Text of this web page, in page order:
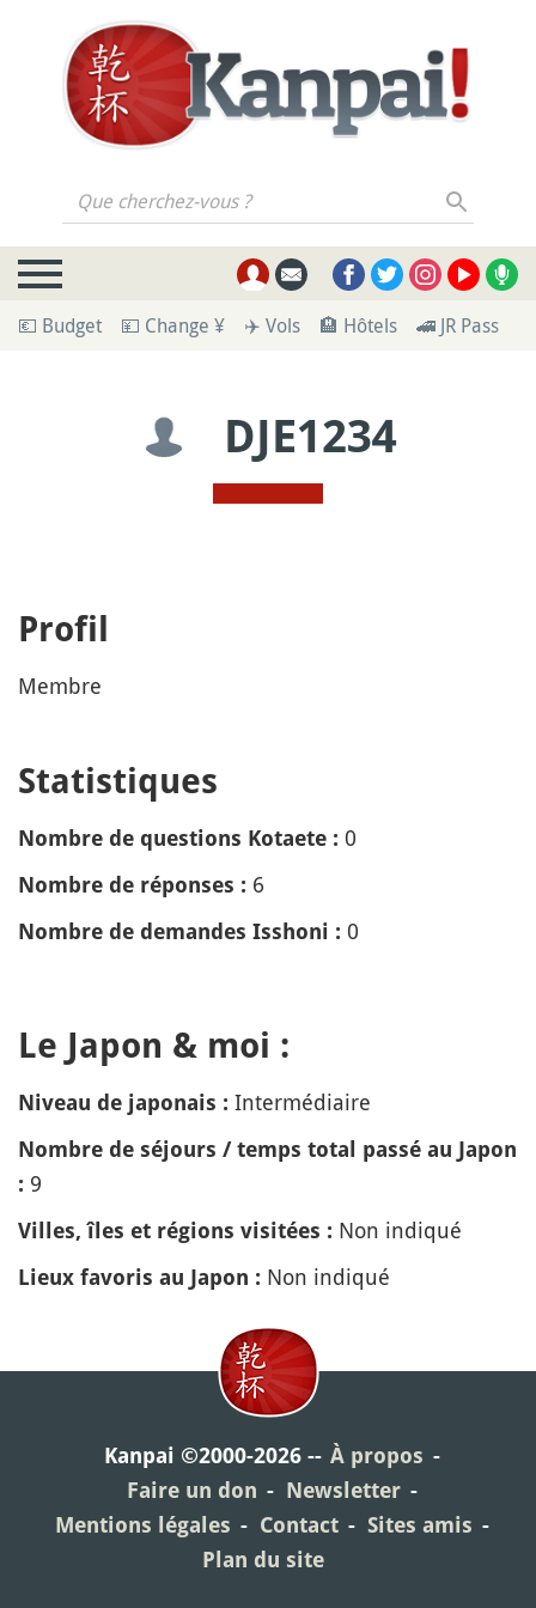
Que cherchez-vous ?
💶 Budget 💴 Change ¥ ✈️ Vols 🏨 Hôtels 🚄 JR Pass
DJE1234
Profil
Membre
Statistiques
Nombre de questions Kotaete : 0
Nombre de réponses : 6
Nombre de demandes Isshoni : 0
Le Japon & moi :
Niveau de japonais : Intermédiaire
Nombre de séjours / temps total passé au Japon
: 9
Villes, îles et régions visitées : Non indiqué
Lieux favoris au Japon : Non indiqué
Kanpai ©2000-2026
À propos
Faire un don
Newsletter
Mentions légales
Contact
Sites amis
Plan du site